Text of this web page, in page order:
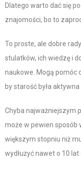
Dlatego warto dać się
znajomości, bo to
To proste, ale dobre
stulatków, ich wiedzę i
naukowe. Mogą pomóc
by starość była aktywna
Chyba najważniejszym
może w pewien sposób
większym stopniu niż
wydłużyć nawet o 10 lat